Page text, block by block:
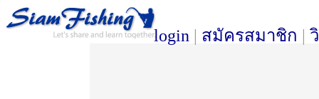
login | สมัครสมาชิก |